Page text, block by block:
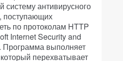
систему антивирусного
поступающих
по протоколам HTTP
Internet Security and
Программа выполняет
перехватывает